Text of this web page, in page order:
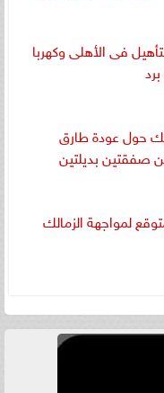
فى الأهلى وكهربا
حول عودة طارق
صفقتين بديلتين
لمواجهة الزمالك